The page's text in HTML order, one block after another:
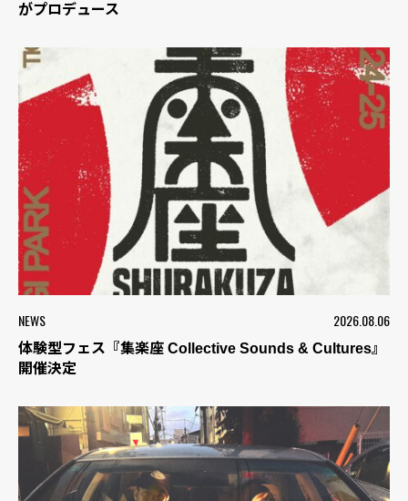
がプロデュース
NEWS 2026.08.06
体験型フェス『集楽座 Collective Sounds & Cultures』
開催決定